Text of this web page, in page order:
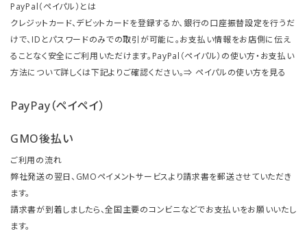
PayPal（ペイパル）とは
クレジットカード、デビットカードを登録するか、銀行の口座振替設定を行うだ
けで、IDとパスワードのみでの取引が可能に。お支払い情報をお店側に伝え
ることなく安全にご利用いただけます。PayPal（ペイパル）の使い方・お支払い
方法について詳しくは下記よりご確認ください。⇒ ペイパルの使い方を見る
PayPay（ペイペイ）
GMO後払い
ご利用の流れ
弊社発送の翌日、GMOペイメントサービスより請求書を郵送させていただき
ます。
請求書が到着しましたら、全国主要のコンビニなどでお支払いをお願いいたし
ます。